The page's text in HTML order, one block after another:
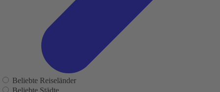
Beliebte Reiseländer
Beliebte Städte